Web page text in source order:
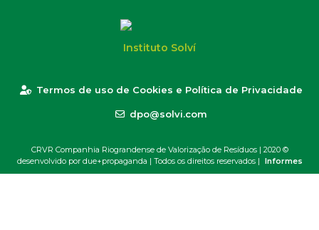
Instituto Solví
Termos de uso de Cookies e Política de Privacidade
dpo@solvi.com
CRVR Companhia Riograndense de Valorização de Resíduos | 2020 ©
desenvolvido por due+propaganda | Todos os direitos reservados | Informes